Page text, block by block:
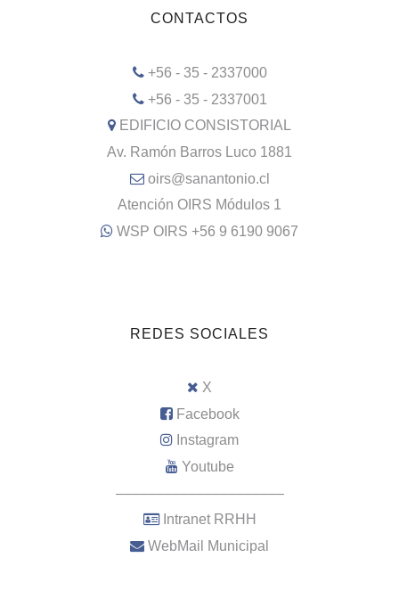
CONTACTOS
+56 - 35 - 2337000
+56 - 35 - 2337001
EDIFICIO CONSISTORIAL
Av. Ramón Barros Luco 1881
oirs@sanantonio.cl
Atención OIRS Módulos 1
WSP OIRS +56 9 6190 9067
REDES SOCIALES
X
Facebook
Instagram
Youtube
–––––––––––––––––––––
Intranet RRHH
WebMail Municipal